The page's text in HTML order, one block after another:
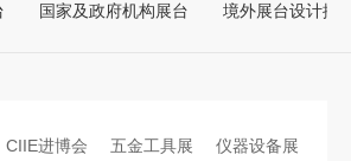
国家及政府机构展台 境外展台设计搭
CIIE进博会 五金工具展 仪器设备展